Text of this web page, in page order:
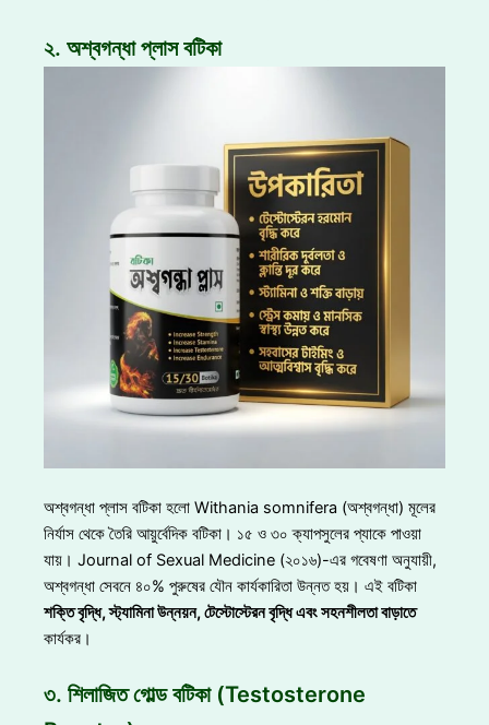
২. অশ্বগন্ধা প্লাস বটিকা
অশ্বগন্ধা প্লাস বটিকা হলো Withania somnifera (অশ্বগন্ধা) মূলের
নির্যাস থেকে তৈরি আয়ুর্বেদিক বটিকা। ১৫ ও ৩০ ক্যাপসুলের প্যাকে পাওয়া
যায়। Journal of Sexual Medicine (২০১৬)-এর গবেষণা অনুযায়ী,
অশ্বগন্ধা সেবনে ৪০% পুরুষের যৌন কার্যকারিতা উন্নত হয়। এই বটিকা
শক্তি বৃদ্ধি, স্ট্যামিনা উন্নয়ন, টেস্টোস্টেরন বৃদ্ধি এবং সহনশীলতা বাড়াতে
কার্যকর।
৩. শিলাজিত গোল্ড বটিকা (Testosterone